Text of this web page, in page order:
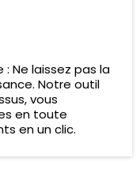
Ne laissez pas la
Notre outil
vous
en toute
en un clic.